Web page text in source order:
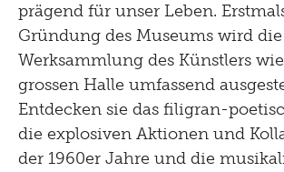
prägend für unser Leben.
Gründung des Museums wird
Werksammlung des Künstlers
grossen Halle umfassend
Entdecken sie das filigran-
die explosiven Aktionen und
der 1960er Jahre und die